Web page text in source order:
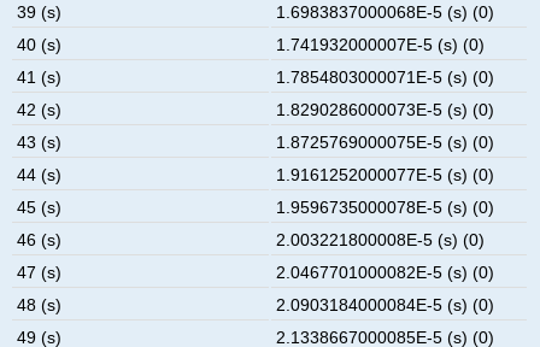
39 (s)
1.6983837000068E-5 (s) (0)
40 (s)
1.741932000007E-5 (s) (0)
41 (s)
1.7854803000071E-5 (s) (0)
42 (s)
1.8290286000073E-5 (s) (0)
43 (s)
1.8725769000075E-5 (s) (0)
44 (s)
1.9161252000077E-5 (s) (0)
45 (s)
1.9596735000078E-5 (s) (0)
46 (s)
2.003221800008E-5 (s) (0)
47 (s)
2.0467701000082E-5 (s) (0)
48 (s)
2.0903184000084E-5 (s) (0)
49 (s)
2.1338667000085E-5 (s) (0)